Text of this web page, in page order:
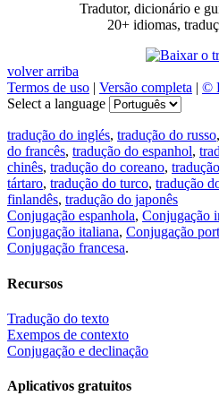
Tradutor, dicionário e
20+ idiomas,
volver arriba
Termos de uso | Versão completa | ©
Select a language
tradução do inglés, tradução do russo,
do francês, tradução do espanhol,
chinês, tradução do coreano,
tártaro, tradução do turco, tradução
finlandês, tradução do japonês
Conjugação espanhola, Conjugação
Conjugação italiana, Conjugação
Conjugação francesa.
Recursos
Tradução do texto
Exempos de contexto
Conjugação e declinação
Aplicativos gratuitos